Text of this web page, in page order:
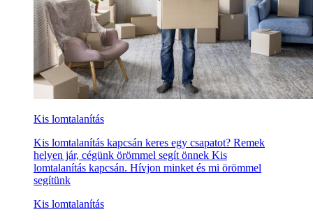
Kis lomtalanítás
Kis lomtalanítás kapcsán keres egy csapatot? Remek
helyen jár, cégünk örömmel segít önnek Kis
lomtalanítás kapcsán. Hívjon minket és mi örömmel
segítünk
Kis lomtalanítás